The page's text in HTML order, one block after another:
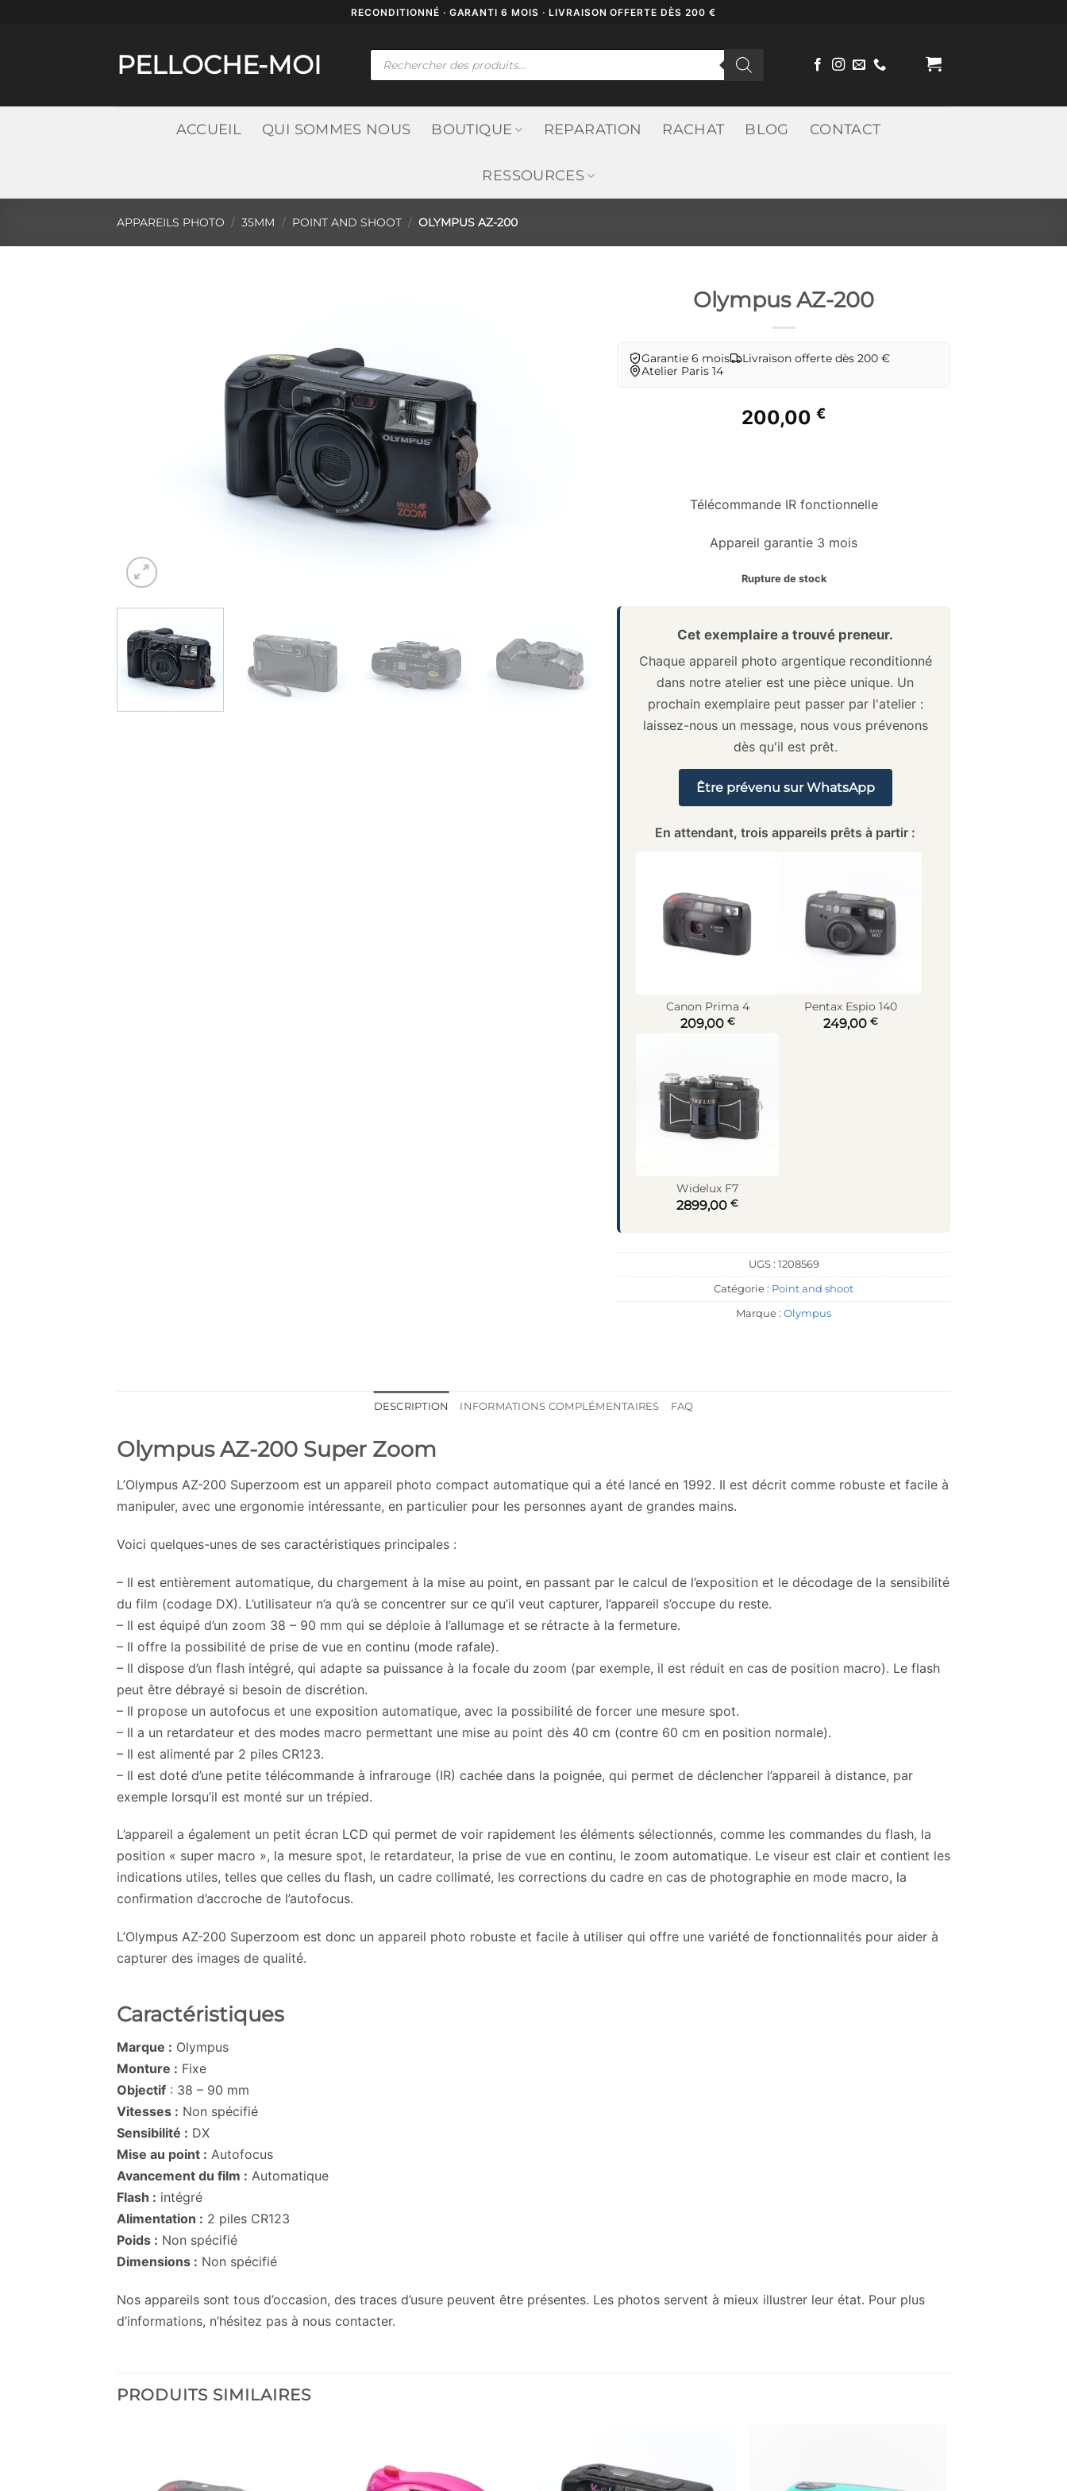
RECONDITIONNÉ · GARANTI 6 MOIS · LIVRAISON OFFERTE DÈS 200 €
PELLOCHE-MOI
Recherche
ACCUEIL QUI SOMMES NOUS BOUTIQUE REPARATION RACHAT BLOG CONTACT
RESSOURCES
APPAREILS PHOTO / 35MM / POINT AND SHOOT / OLYMPUS AZ-200
Olympus AZ-200
Garantie 6 mois
Livraison offerte dès 200 €
Atelier Paris 14
200,00 €
Télécommande IR fonctionnelle
Appareil garantie 3 mois
Rupture de stock
Cet exemplaire a trouvé preneur.
Chaque appareil photo argentique reconditionné
dans notre atelier est une pièce unique. Un
prochain exemplaire peut passer par l'atelier :
laissez-nous un message, nous vous prévenons
dès qu'il est prêt.
Être prévenu sur WhatsApp
En attendant, trois appareils prêts à partir :
Canon Prima 4
209,00 €
Pentax Espio 140
249,00 €
Widelux F7
2899,00 €
UGS : 1208569
Catégorie : Point and shoot
Marque : Olympus
DESCRIPTION INFORMATIONS COMPLÉMENTAIRES FAQ
Olympus AZ-200 Super Zoom
L’Olympus AZ-200 Superzoom est un appareil photo compact automatique qui a été lancé en 1992. Il est décrit comme robuste et facile à
manipuler, avec une ergonomie intéressante, en particulier pour les personnes ayant de grandes mains.
Voici quelques-unes de ses caractéristiques principales :
– Il est entièrement automatique, du chargement à la mise au point, en passant par le calcul de l’exposition et le décodage de la sensibilité
du film (codage DX). L’utilisateur n’a qu’à se concentrer sur ce qu’il veut capturer, l’appareil s’occupe du reste.
– Il est équipé d’un zoom 38 – 90 mm qui se déploie à l’allumage et se rétracte à la fermeture.
– Il offre la possibilité de prise de vue en continu (mode rafale).
– Il dispose d’un flash intégré, qui adapte sa puissance à la focale du zoom (par exemple, il est réduit en cas de position macro). Le flash
peut être débrayé si besoin de discrétion.
– Il propose un autofocus et une exposition automatique, avec la possibilité de forcer une mesure spot.
– Il a un retardateur et des modes macro permettant une mise au point dès 40 cm (contre 60 cm en position normale).
– Il est alimenté par 2 piles CR123.
– Il est doté d’une petite télécommande à infrarouge (IR) cachée dans la poignée, qui permet de déclencher l’appareil à distance, par
exemple lorsqu’il est monté sur un trépied.
L’appareil a également un petit écran LCD qui permet de voir rapidement les éléments sélectionnés, comme les commandes du flash, la
position « super macro », la mesure spot, le retardateur, la prise de vue en continu, le zoom automatique. Le viseur est clair et contient les
indications utiles, telles que celles du flash, un cadre collimaté, les corrections du cadre en cas de photographie en mode macro, la
confirmation d’accroche de l’autofocus.
L’Olympus AZ-200 Superzoom est donc un appareil photo robuste et facile à utiliser qui offre une variété de fonctionnalités pour aider à
capturer des images de qualité.
Caractéristiques
Marque : Olympus
Monture : Fixe
Objectif : 38 – 90 mm
Vitesses : Non spécifié
Sensibilité : DX
Mise au point : Autofocus
Avancement du film : Automatique
Flash : intégré
Alimentation : 2 piles CR123
Poids : Non spécifié
Dimensions : Non spécifié
Nos appareils sont tous d’occasion, des traces d’usure peuvent être présentes. Les photos servent à mieux illustrer leur état. Pour plus
d’informations, n’hésitez pas à nous contacter.
PRODUITS SIMILAIRES